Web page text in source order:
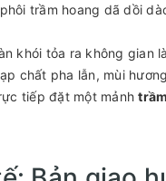
trầm hoang dã dồi
khói tỏa ra không gian
chất pha lẫn, mùi
tiếp đặt một mảnh